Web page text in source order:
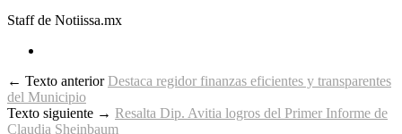
Staff de Notiissa.mx
← Texto anteriorDestaca regidor finanzas eficientes y transparentes
del Municipio
Texto siguiente → Resalta Dip. Avitia logros del Primer Informe de
Claudia Sheinbaum